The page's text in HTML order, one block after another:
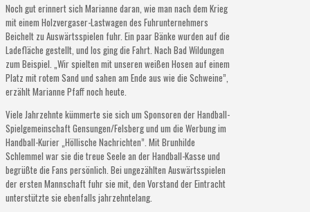
Noch gut erinnert sich Marianne daran, wie man nach dem Krieg
mit einem Holzvergaser-Lastwagen des Fuhrunternehmers
Beichelt zu Auswärtsspielen fuhr. Ein paar Bänke wurden auf die
Ladefläche gestellt, und los ging die Fahrt. Nach Bad Wildungen
zum Beispiel. „Wir spielten mit unseren weißen Hosen auf einem
Platz mit rotem Sand und sahen am Ende aus wie die Schweine”,
erzählt Marianne Pfaff noch heute.
Viele Jahrzehnte kümmerte sie sich um Sponsoren der Handball-
Spielgemeinschaft Gensungen/Felsberg und um die Werbung im
Handball-Kurier „Höllische Nachrichten”. Mit Brunhilde
Schlemmel war sie die treue Seele an der Handball-Kasse und
begrüßte die Fans persönlich. Bei ungezählten Auswärtsspielen
der ersten Mannschaft fuhr sie mit, den Vorstand der Eintracht
unterstützte sie ebenfalls jahrzehntelang.